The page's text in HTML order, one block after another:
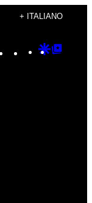
+ ITALIANO
Instagram
TikTok
YouTube
Google